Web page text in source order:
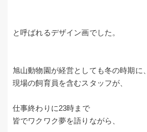
と呼ばれるデザイン画でした。
旭山動物園が経営としても冬の時期に、
現場の飼育員を含むスタッフが、
仕事終わりに23時まで
皆でワクワク夢を語りながら、